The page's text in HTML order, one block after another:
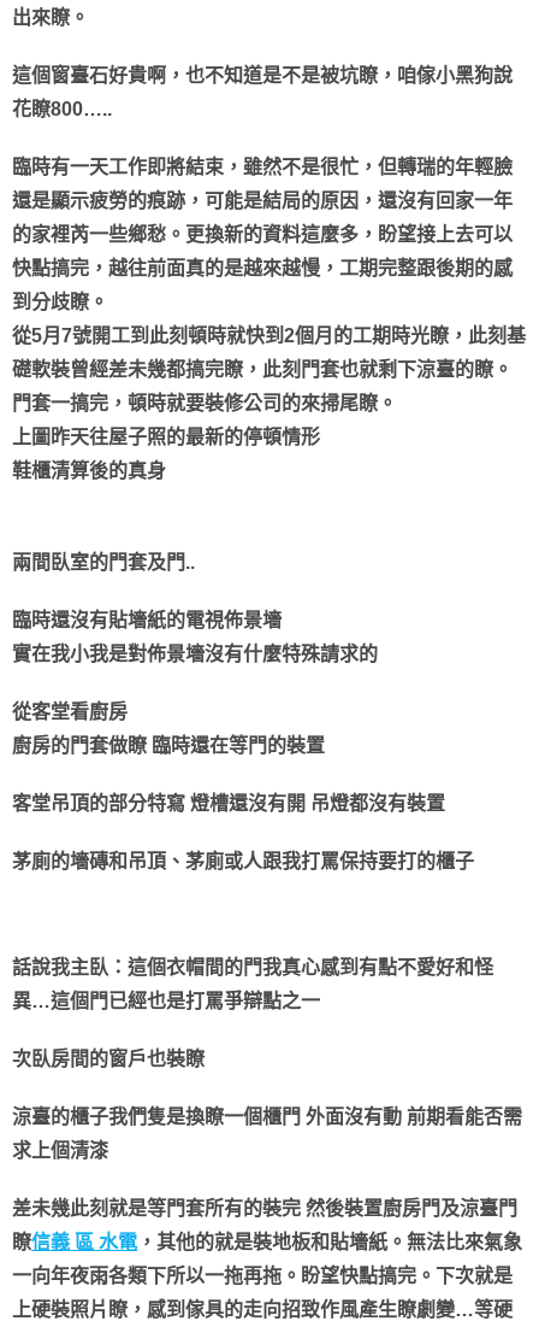
出來瞭。
這個窗臺石好貴啊，也不知道是不是被坑瞭，咱傢小黑狗說
花瞭800…..
臨時有一天工作即將結束，雖然不是很忙，但轉瑞的年輕臉
還是顯示疲勞的痕跡，可能是結局的原因，還沒有回家一年
的家裡芮一些鄉愁。更換新的資料這麼多，盼望接上去可以
快點搞完，越往前面真的是越來越慢，工期完整跟後期的感
到分歧瞭。
從5月7號開工到此刻頓時就快到2個月的工期時光瞭，此刻基
礎軟裝曾經差未幾都搞完瞭，此刻門套也就剩下涼臺的瞭。
門套一搞完，頓時就要裝修公司的來掃尾瞭。
上圖昨天往屋子照的最新的停頓情形
鞋櫃清算後的真身
兩間臥室的門套及門..
臨時還沒有貼墻紙的電視佈景墻
實在我小我是對佈景墻沒有什麼特殊請求的
從客堂看廚房
廚房的門套做瞭 臨時還在等門的裝置
客堂吊頂的部分特寫 燈槽還沒有開 吊燈都沒有裝置
茅廁的墻磚和吊頂、茅廁或人跟我打罵保持要打的櫃子
話說我主臥：這個衣帽間的門我真心感到有點不愛好和怪
異…這個門已經也是打罵爭辯點之一
次臥房間的窗戶也裝瞭
涼臺的櫃子我們隻是換瞭一個櫃門 外面沒有動 前期看能否需
求上個清漆
差未幾此刻就是等門套所有的裝完 然後裝置廚房門及涼臺門
瞭信義 區 水電 ，其他的就是裝地板和貼墻紙。無法比來氣象
一向年夜雨各類下所以一拖再拖。盼望快點搞完。下次就是
上硬裝照片瞭，感到傢具的走向招致作風產生瞭劇變…等硬